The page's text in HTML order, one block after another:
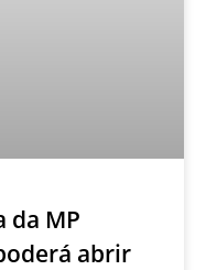
da MP
abrir